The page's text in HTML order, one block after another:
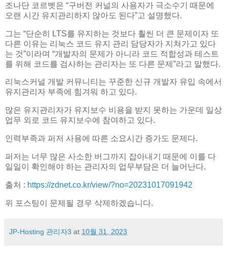
조나단 코르벳은 “구버전 커널의 사용자가 극소수기 때문에
오랜 시간 유지관리하지 않아도 된다”고 설명했다.
그는 “단순히 LTS를 유지하는 것보다 훨씬 더 큰 문제이자 또
다른 이유는 리눅스 코드 유지 관리 담당자가 지쳐가고 있다
는 것”이라며 “개발자의 문제가 아니라 코드 적합성과 테스트
를 위해 코드를 검사하는 관리자는 또 다른 문제”라고 말했다.
리눅스커널 개발 커뮤니티는 꾸준한 신규 개발자 유입 속에서
유지관리자 부족에 힘겨워 하고 있다.
많은 유지관리자가 유지보수 비용을 받지 못하는 가운데 일상
업무 외로 코드 유지보수에 참여하고 있다.
인력부족과 퍼저 사용에 따른 소요시간 증가도 문제다.
퍼저는 너무 많은 사소한 버그까지 잡아내기 때문에 이를 다
일일이 확인해야 하는 관리자의 업무부담은 더 늘어난다.
출처 : https://zdnet.co.kr/view/?no=20231017091942
위 포스팅이 문제될 경우 삭제하겠습니다.
JP-Hosting 관리자3 at 10월 31, 2023